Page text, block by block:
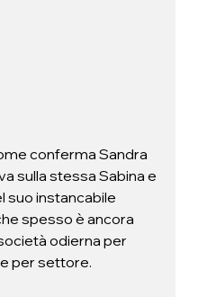
conferma Sandra
sulla stessa Sabina e
suo instancabile
spesso è ancora
odierna per
per settore.